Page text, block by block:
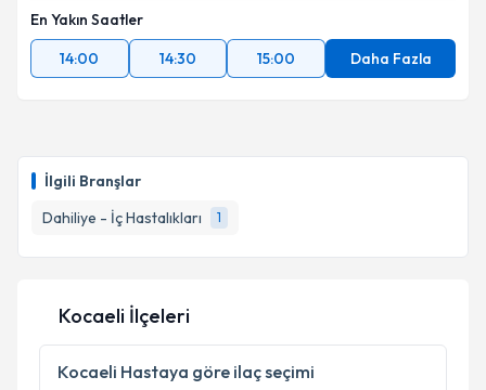
İlgili Branşlar
Dahiliye - İç Hastalıkları
1
En Yakın Saatler
14:00
14:30 15:00 Daha Fazla
Kocaeli İlçeleri
Kocaeli Hastaya göre ilaç seçimi